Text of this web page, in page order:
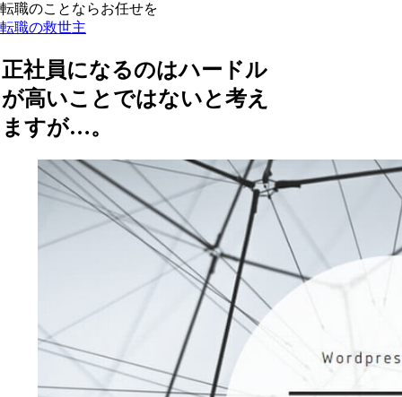
転職のことならお任せを
転職の救世主
正社員になるのはハードル
が高いことではないと考え
ますが…。